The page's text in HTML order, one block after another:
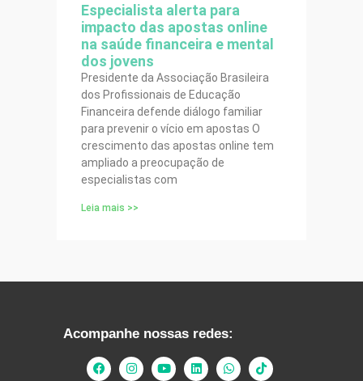
Especialista alerta para
impacto das apostas online
na saúde financeira e mental
dos jovens
Presidente da Associação Brasileira
dos Profissionais de Educação
Financeira defende diálogo familiar
para prevenir o vício em apostas O
crescimento das apostas online tem
ampliado a preocupação de
especialistas com
Leia mais >>
Acompanhe nossas redes: